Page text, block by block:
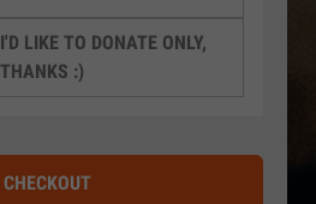
I'D LIKE TO DONATE ONLY,
THANKS :)
CHECKOUT